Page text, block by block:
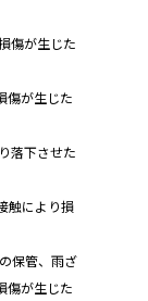
傷が生じた
傷が生じた
落下させた
触により損
保管、雨ざ
傷が生じた